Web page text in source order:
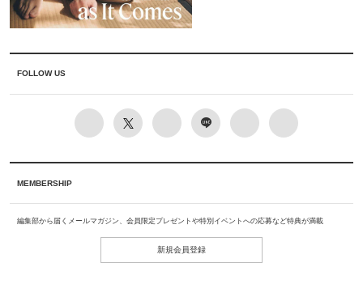
FOLLOW US
MEMBERSHIP
編集部から届くメールマガジン、会員限定プレゼントや特別イベントへの応募など特典が満載
新規会員登録